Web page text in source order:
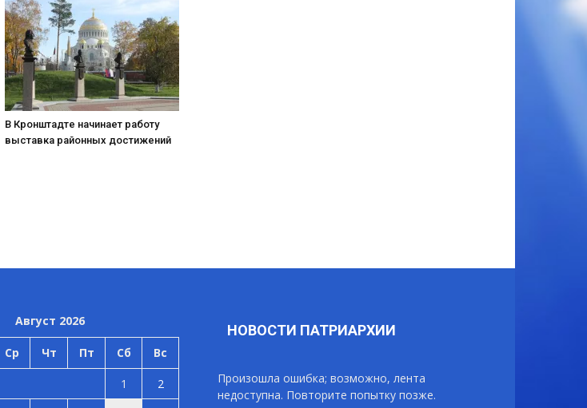
В Кронштадте начинает работу
выставка районных достижений
Август 2026
Ср Чт Пт Сб Вс
1
2
НОВОСТИ ПАТРИАРХИИ
Произошла ошибка; возможно, лента
недоступна. Повторите попытку позже.